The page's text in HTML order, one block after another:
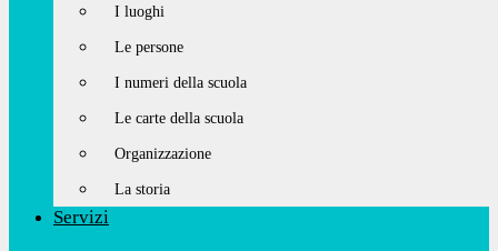
I luoghi
Le persone
I numeri della scuola
Le carte della scuola
Organizzazione
La storia
Servizi